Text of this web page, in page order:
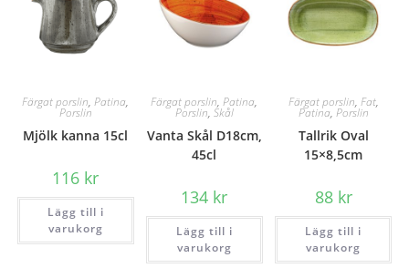
Färgat porslin,Patina,
Porslin
Mjölk kanna 15cl
116 kr
Lägg till i
varukorg
Färgat porslin,Patina,
Porslin, Skål
Vanta Skål D18cm,
45cl
134 kr
Lägg till i
varukorg
Färgat porslin, Fat,
Patina, Porslin
Tallrik Oval
15×8,5cm
88 kr
Lägg till i
varukorg